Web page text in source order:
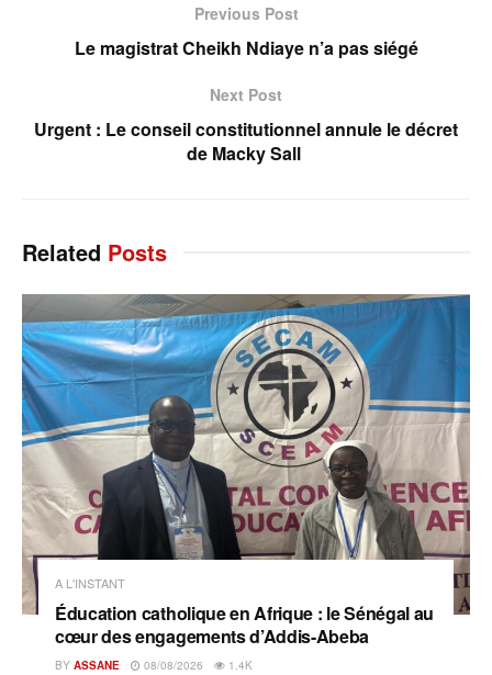
Previous Post
Le magistrat Cheikh Ndiaye n’a pas siégé
Next Post
Urgent : Le conseil constitutionnel annule le décret
de Macky Sall
Related Posts
A L'INSTANT
Éducation catholique en Afrique : le Sénégal au
cœur des engagements d’Addis-Abeba
BY ASSANE 08/08/2026 1.4K